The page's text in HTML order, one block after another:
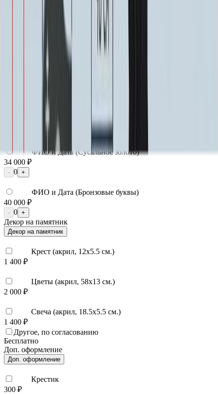
ФИО и Дата (Гравировка)
ФИО и Дата (Пескоструй)
ФИО и Дата (Скарпель)
ФИО и Дата (Сусальное золото)
34 000 ₽
- 0 +
ФИО и Дата (Бронзовые буквы)
40 000 ₽
- 0 +
Декор на памятник
Декор на памятник
Крест (акрил, 12х5.5 см.)
1 400 ₽
Цветы (акрил, 58х13 см.)
2 000 ₽
Свеча (акрил, 18.5х5.5 см.)
1 400 ₽
Другое, по согласованию
Бесплатно
Доп. оформление
Доп. оформление
Крестик
300 ₽